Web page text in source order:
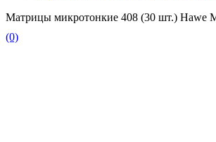
Матрицы микротонкие 408 (30 шт.) Hawe
(0)